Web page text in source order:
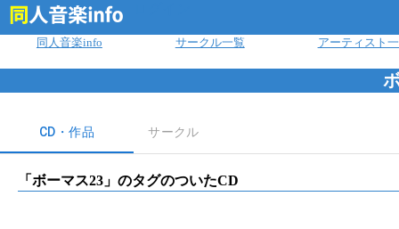
同人音楽info サークル一覧 アーティスト
CD・作品 サークル
「 ボーマス23 」のタグのついたCD